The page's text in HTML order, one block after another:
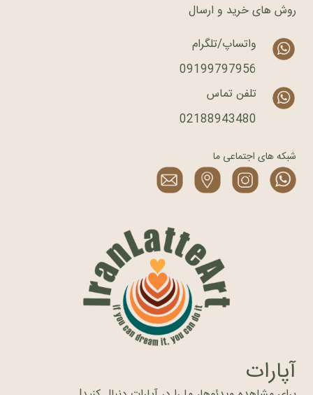
روش های خرید و ارسال
واتساپ/تلگرام
09199797956
تلفن تماس
02188943480
شبکه های اجتماعی ما
آپارات